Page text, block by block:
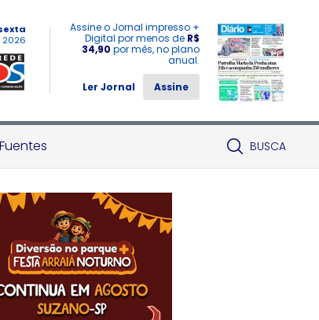
2026
Assine o Jornal impresso +
Digital por menos de R$
34,90 por mês, no plano
anual.
Ler Jornal
Assine
BUSCA